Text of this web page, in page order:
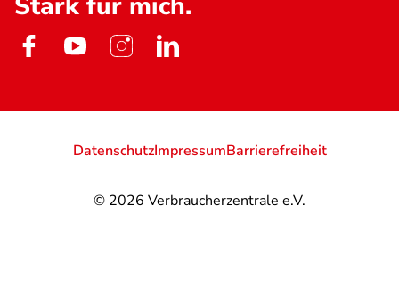
© 2026 Verbraucherzentrale e.V.
DatenschutzImpressumBarrierefreiheit